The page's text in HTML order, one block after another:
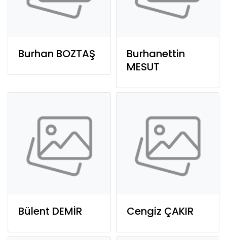
Burhan BOZTAŞ
Burhanettin
MESUT
Bülent DEMİR Cengiz ÇAKIR